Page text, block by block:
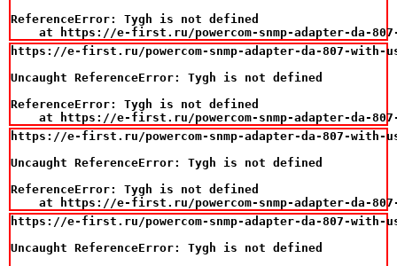
ReferenceError: Tygh is not defined
at https://e-first.ru/powercom-snmp-adapter-da-
https://e-first.ru/powercom-snmp-adapter-da-807-with-
Uncaught ReferenceError: Tygh is not defined
ReferenceError: Tygh is not defined
at https://e-first.ru/powercom-snmp-adapter-da-
https://e-first.ru/powercom-snmp-adapter-da-807-with-
Uncaught ReferenceError: Tygh is not defined
ReferenceError: Tygh is not defined
at https://e-first.ru/powercom-snmp-adapter-da-
https://e-first.ru/powercom-snmp-adapter-da-807-with-
Uncaught ReferenceError: Tygh is not defined